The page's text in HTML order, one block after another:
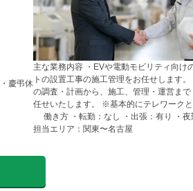
主な業務内容 ・EVや電動モビリティ向け
トの設置工事の施工管理をお任せします
の調査・計画から、施工、管理・運営まで
任せいたします。 ※基本的にテレワークと
働き方 ・転勤：なし ・出張：有り ・夜
担当エリア：関東〜名古屋